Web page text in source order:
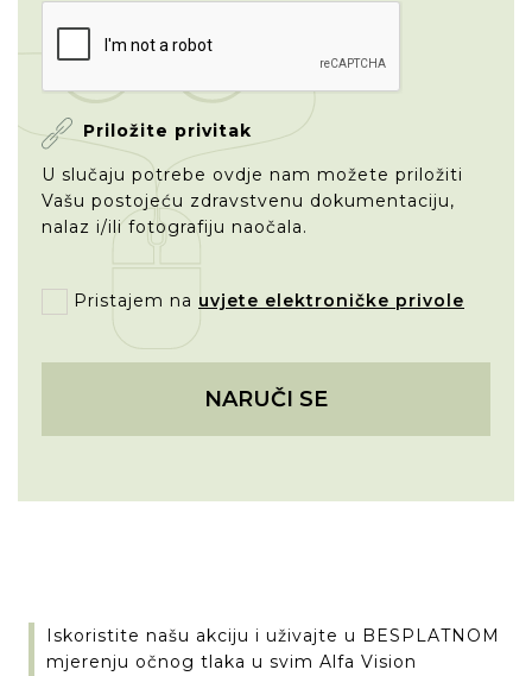
Priložite privitak
U slučaju potrebe ovdje nam možete priložiti
Vašu postojeću zdravstvenu dokumentaciju,
nalaz i/ili fotografiju naočala.
Pristajem na uvjete elektroničke privole
NARUČI SE
Iskoristite našu akciju i uživajte u BESPLATNOM
mjerenju očnog tlaka u svim Alfa Vision